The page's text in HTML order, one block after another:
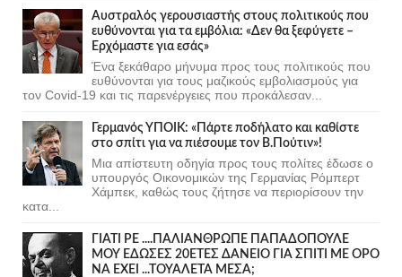
Αυστραλός γερουσιαστής στους πολιτικούς που
ευθύνονται για τα εμβόλια: «Δεν θα ξεφύγετε –
Ερχόμαστε για εσάς»
Ένα ξεκάθαρο μήνυμα προς τους πολιτικούς που
ευθύνονται για τους μαζικούς εμβολιασμούς για
τον Covid-19 και τις παρενέργειες που προκάλεσαν...
Γερμανός ΥΠΟΙΚ: «Πάρτε ποδήλατο και καθίστε
στο σπίτι για να πιέσουμε τον Β.Πούτιν»!
Μια απίστευτη οδηγία προς τους πολίτες έδωσε ο
υπουργός Οικονομικών της Γερμανίας Ρόμπερτ
Χάμπεκ, καθώς τους ζήτησε να περιορίσουν την
κατα...
ΓΙΑΤΙ ΡΕ ....ΠΑΛΙΑΝΘΡΩΠΕ ΠΑΠΑΔΟΠΟΥΛΕ
ΜΟΥ ΕΔΩΣΕΣ 20ΕΤΕΣ ΔΑΝΕΙΟ ΓΙΑ ΣΠΙΤΙ ΜΕ ΟΡΟ
ΝΑ ΕΧΕΙ ...ΤΟΥΑΛΕΤΑ ΜΕΣΑ;